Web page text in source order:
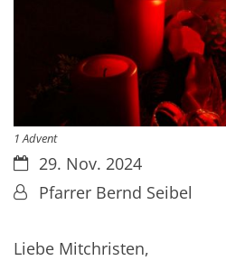
1 Advent
Datum:29. Nov. 2024
Von:Pfarrer Bernd Seibel
Liebe Mitchristen,